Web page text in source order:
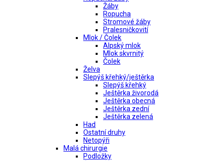
Žáby
Ropucha
Stromové žáby
Pralesničkovití
Mlok / Čolek
Alpský mlok
Mlok skvrnitý
Čolek
Želva
Slepýš křehký/ještěrka
Slepýš křehký
Ještěrka živorodá
Ještěrka obecná
Ještěrka zední
Ještěrka zelená
Had
Ostatní druhy
Netopýři
Malá chirurgie
Podložky